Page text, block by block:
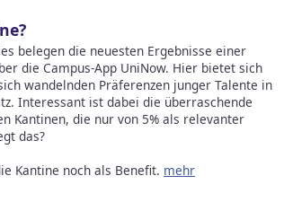
belegen die neuesten Ergebnisse einer
die Campus-App UniNow. Hier bietet sich
wandelnden Präferenzen junger Talente in
Interessant ist dabei die überraschende
Kantinen, die nur von 5% als relevanter
das?
Kantine noch als Benefit. mehr